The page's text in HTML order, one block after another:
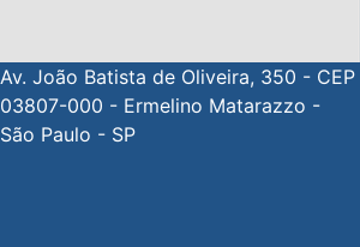
Av. João Batista de Oliveira, 350 - CEP
03807-000 - Ermelino Matarazzo -
São Paulo - SP